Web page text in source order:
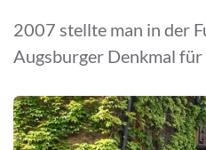
2007 stellte man in der
Augsburger Denkmal für